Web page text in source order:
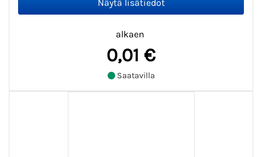
alkaen
0,01 €
Saatavilla